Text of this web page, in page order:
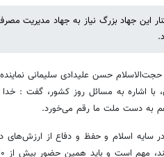
این جهاد بزرگ نیاز به جهاد مدیریت مصرف
حجت‌الاسلام حسن علیدادی سلیمانی
با اشاره به مسائل روز کشور، گفت :
هم به دست ملت ما رقم می‌خورد.
سایه اسلام و حفظ و دفاع از